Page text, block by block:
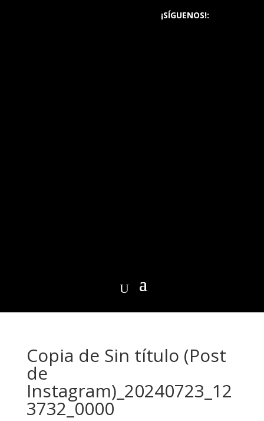
¡SÍGUENOS!:
Copia de Sin título (Post
de
Instagram)_20240723_12
3732_0000